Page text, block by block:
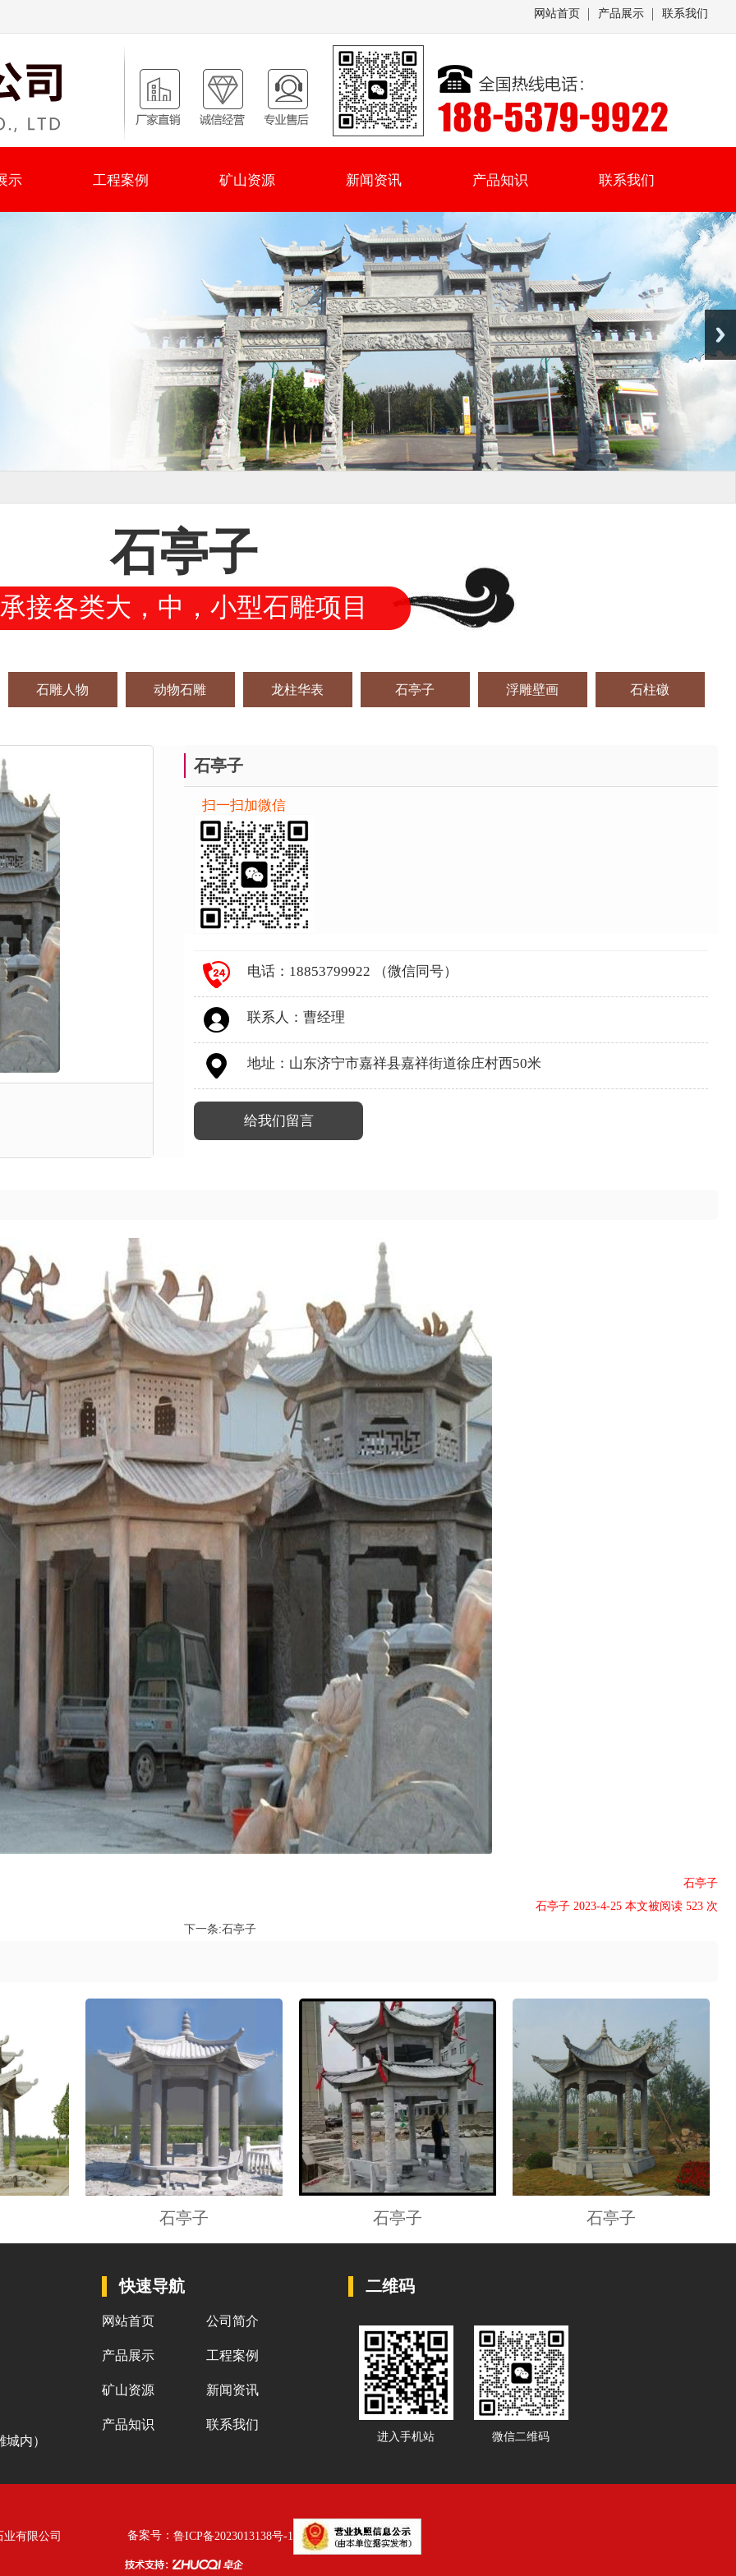
网站首页 产品展示 联系我们
示 工程案例 矿山资源 新闻资讯 产品知识 联系我们
石亭子
承接各类大，中，小型石雕项目
石雕人物 动物石雕 龙柱华表 石亭子 浮雕壁画 石柱礅
石亭子
扫一扫加微信
电话：18853799922 （微信同号）
联系人：曹经理
地址：山东济宁市嘉祥县嘉祥街道徐庄村西50米
给我们留言
石亭子
石亭子 2023-4-25 本文被阅读 523 次
下一条:石亭子
石亭子 石亭子 石亭子
内）
快速导航
网站首页 公司简介
产品展示 工程案例
矿山资源 新闻资讯
产品知识 联系我们
二维码
进入手机站 微信二维码
有限公司 备案号： 鲁ICP备2023013138号-1